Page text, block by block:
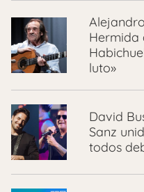
Hermida
luto»
David
Sanz
todos